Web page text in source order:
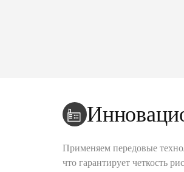
Применяем передовые
что гарантирует четкость